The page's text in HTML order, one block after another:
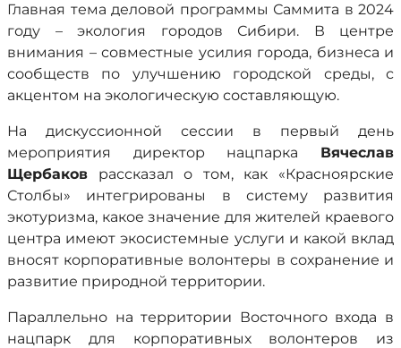
Главная тема деловой программы Саммита в 2024
году – экология городов Сибири. В центре
внимания – совместные усилия города, бизнеса и
сообществ по улучшению городской среды, с
акцентом на экологическую составляющую.
На дискуссионной сессии в первый день
мероприятия директор нацпарка Вячеслав
Щербаков рассказал о том, как «Красноярские
Столбы» интегрированы в систему развития
экотуризма, какое значение для жителей краевого
центра имеют экосистемные услуги и какой вклад
вносят корпоративные волонтеры в сохранение и
развитие природной территории.
Параллельно на территории Восточного входа в
нацпарк для корпоративных волонтеров из